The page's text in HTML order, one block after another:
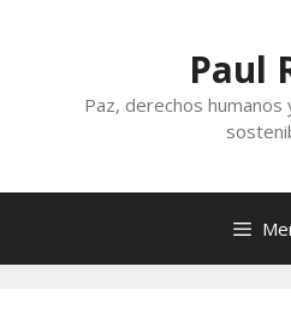
Paul
Paz, derechos